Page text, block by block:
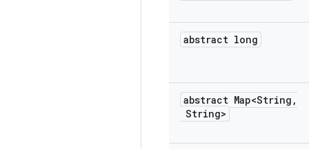
abstract long
abstract Map<String ,
String>